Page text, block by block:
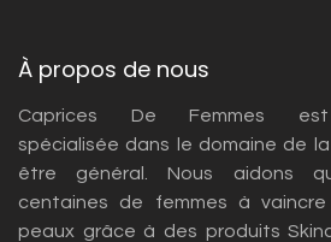
À propos de nous
Caprices De Femmes
spécialisée dans le domaine de
être général. Nous aidons
centaines de femmes à
peaux grâce à des produits